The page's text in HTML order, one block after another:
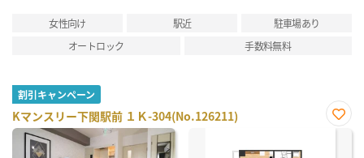
女性向け 駅近
駐車場あり
オートロック
手数料無料
割引キャンペーン
Kマンスリー下関駅前 １Ｋ-304(No.126211)
お気